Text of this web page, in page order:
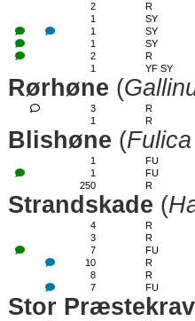
2
R
1
SY
1
SY
1
SY
2
R
1
YF SY
Rørhøne (
3 R
1
R
Blishøne (
1 FU
1
FU
250
R
Strandskade (
4 R
3
R
7
FU
10
R
8
R
7
FU
Stor